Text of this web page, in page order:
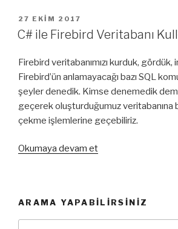
Statik
Sayfalarında
Yetkili
Giriş”
YAYIM
TARIHI
27 EKIM 2017
C# ile Firebird Veritabanı
Firebird veritabanımızı kurduk, gördük,
Firebird’ün anlamayacağı bazı SQL
şeyler denedik. Kimse denemedik
geçerek oluşturduğumuz veritabanına
çekme işlemlerine geçebiliriz.
Okumaya devam et“C#
Kullanımı”
ARAMA YAPABILIRSINIZ